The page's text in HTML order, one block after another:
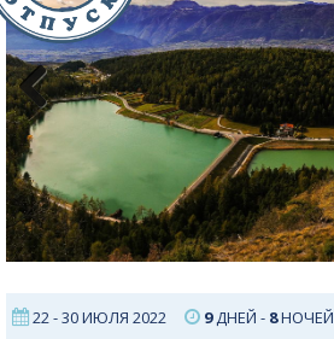
Previous
22 - 30 ИЮЛЯ 2022 9ДНЕЙ - 8НОЧЕЙ